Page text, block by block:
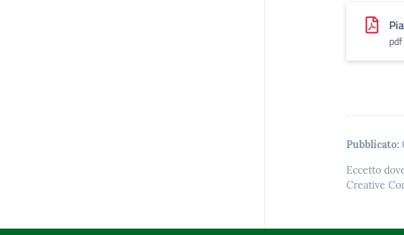
Pubblicato:
Eccetto
Creative